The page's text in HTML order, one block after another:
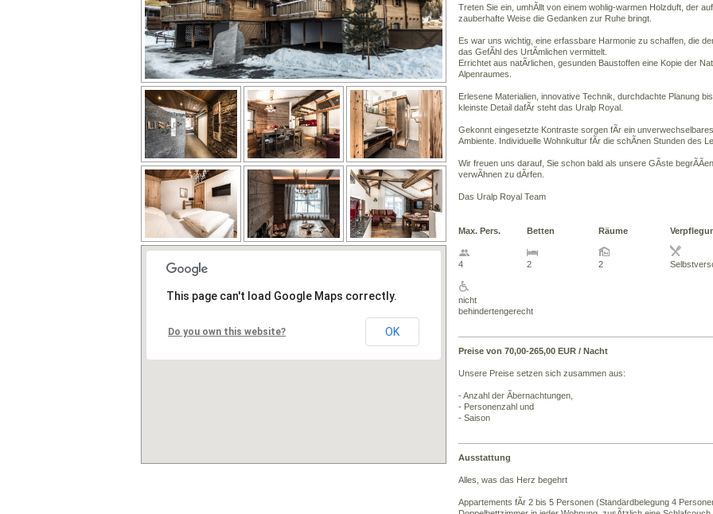
This page can't load Google Maps correctly.
Do you own this website? OK
Treten Sie ein, umhÃllt von einem wohlig-warmen Holzduft, der auf
zauberhafte Weise die Gedanken zur Ruhe bringt.
Es war uns wichtig, eine erfassbare Harmonie zu schaffen, die
das GefÃhl des UrtÃmlichen vermittelt.
Errichtet aus natÃrlichen, gesunden Baustoffen eine Kopie der
Alpenraumes.
Erlesene Materialien, innovative Technik, durchdachte Planung
kleinste Detail dafÃr steht das Uralp Royal.
Gekonnt eingesetzte Kontraste sorgen fÃr ein unverwechselbares
Ambiente. Individuelle Wohnkultur fÃr die schÃnen Stunden des
Wir freuen uns darauf, Sie schon bald als unsere GÃste
verwÃhnen zu dÃrfen.
Das Uralp Royal Team
Max. Pers. Betten Räume
4 2 2
nicht
behindertengerecht
Preise von 70,00-265,00 EUR / Nacht
Unsere Preise setzen sich zusammen aus:
- Anzahl der Ãbernachtungen,
- Personenzahl und
- Saison
Ausstattung
Alles, was das Herz begehrt
Appartements fÃr 2 bis 5 Personen (Standardbelegung 4